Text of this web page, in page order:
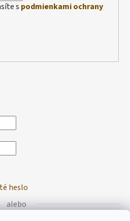
s podmienkami ochrany
heslo
alebo